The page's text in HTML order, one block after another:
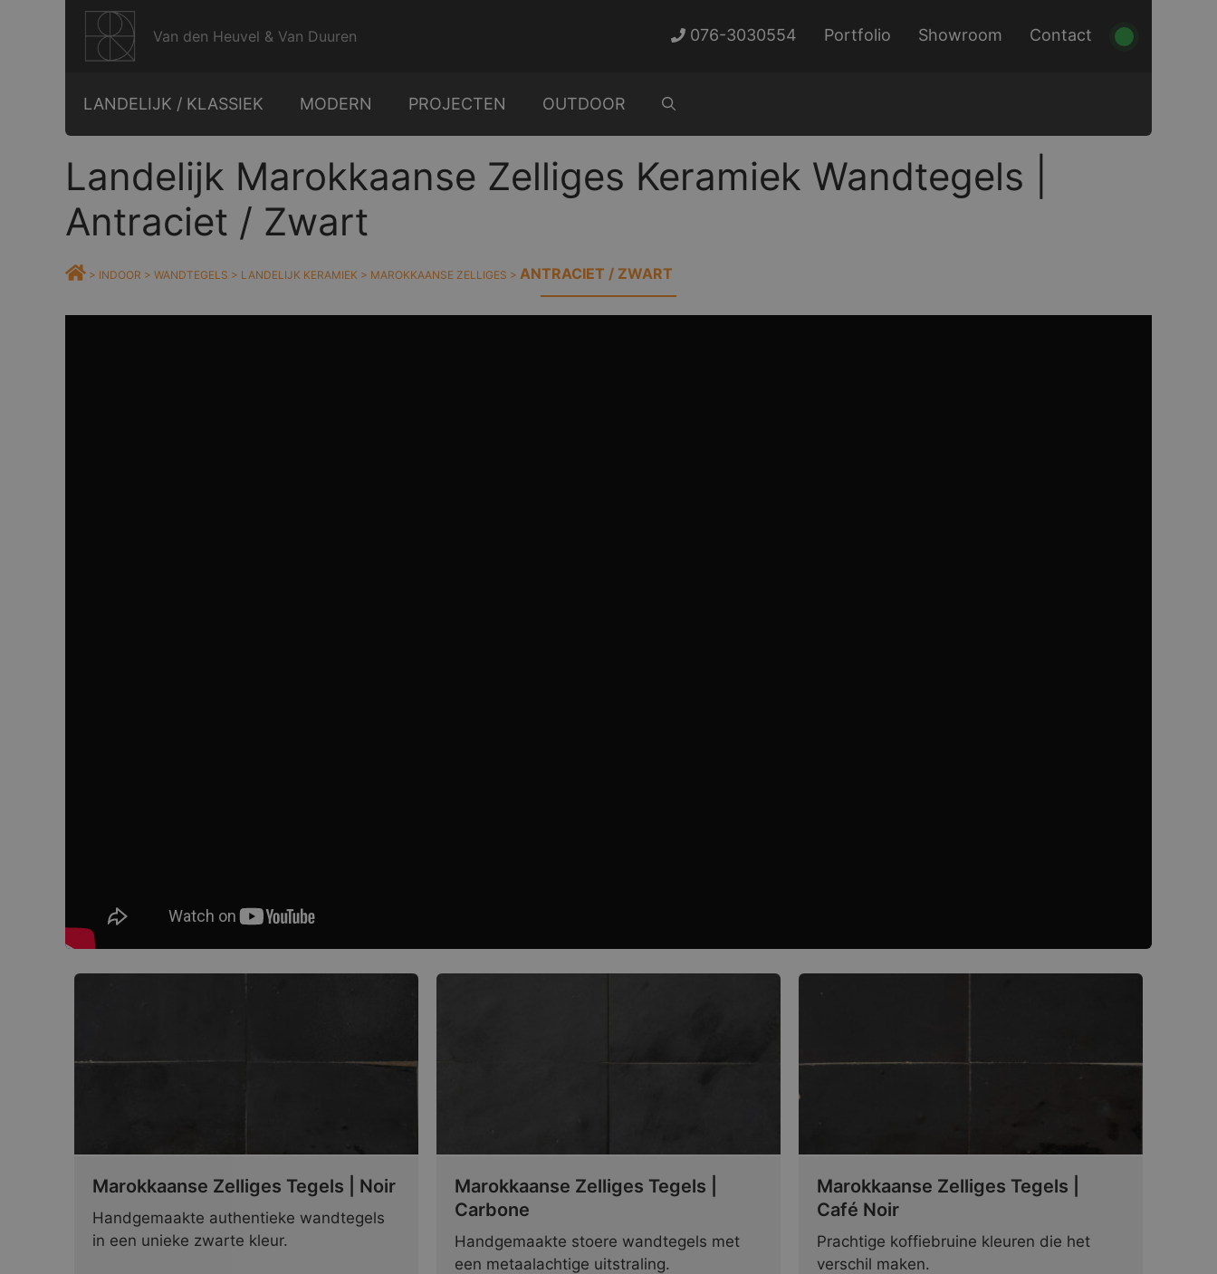
Van den Heuvel & Van Duuren 076-3030554 Portfolio Showroom Contact
LANDELIJK / KLASSIEK MODERN PROJECTEN OUTDOOR
Landelijk Marokkaanse Zelliges Keramiek Wandtegels |
Antraciet / Zwart
> INDOOR > WANDTEGELS > LANDELIJK KERAMIEK > MAROKKAANSE ZELLIGES > ANTRACIET / ZWART
Marokkaanse Zelliges Tegels | Noir
Handgemaakte authentieke wandtegels
in een unieke zwarte kleur.
Marokkaanse Zelliges Tegels |
Carbone
Handgemaakte stoere wandtegels met
een metaalachtige uitstraling.
Marokkaanse Zelliges Tegels |
Café Noir
Prachtige koffiebruine kleuren die het
verschil maken.